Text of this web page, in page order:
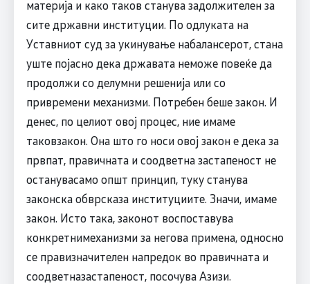
материја и како таков станува задолжителен за
сите државни институции. По одлуката на
Уставниот суд за укинување набалансерот, стана
уште појасно дека државата неможе повеќе да
продолжи со делумни решенија или со
привремени механизми. Потребен беше закон. И
денес, по целиот овој процес, ние имаме
таковзакон. Она што го носи овој закон е дека за
првпат, правичната и соодветна застапеност не
останувасамо општ принцип, туку станува
законска обврсказа институциите. Значи, имаме
закон. Исто така, законот воспоставува
конкретнимеханизми за негова примена, односно
се правизначителен напредок во правичната и
соодветназастапеност, посочува Азизи.